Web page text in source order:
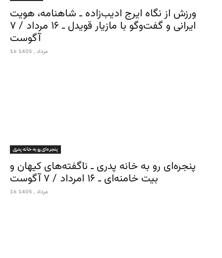
ورزش از نگاه ایرج ادیب‌زاده ـ شاهنامه، هویت
ایرانی و گفت‌وگو با مازیار قویدل ـ ۱۶ مرداد / ۷
آگوست
16 مرداد , 1405
پنجره‌ای رو به خانه پدری
پنجره‌ای رو به خانه پدری ـ ناگفته‌های کیهان و
بیت خامنه‌ای ـ ۱۶ امرداد / ۷ آگوست
16 مرداد , 1405